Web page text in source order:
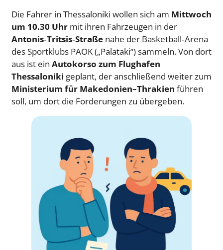
Die Fahrer in Thessaloniki wollen sich am Mittwoch
um 10.30 Uhr mit ihren Fahrzeugen in der
Antonis‑Tritsis‑Straße nahe der Basketball‑Arena
des Sportklubs PAOK („Palataki“) sammeln. Von dort
aus ist ein Autokorso zum Flughafen
Thessaloniki geplant, der anschließend weiter zum
Ministerium für Makedonien–Thrakien führen
soll, um dort die Forderungen zu übergeben.